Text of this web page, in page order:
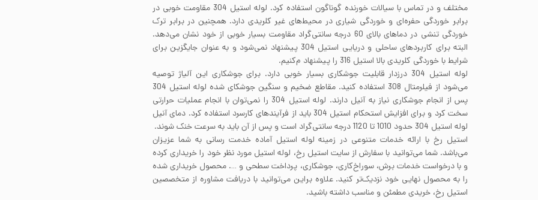
مختلف و در تماس با سیالات خورنده گوناگون استفاده کرد. لوله استیل 304 مقاومت خوبی در
برابر خوردگی حفره‌ای و خوردگی شیاری در محیط‌های غیر کلریدی دارد. همچنین در برابر ترک
خوردگی تنشی در دماهای بالای 60 درجه سانتی‌گراد مقاومت بسیار خوبی از خود نشان می‌دهد.
البته برای کاربردهای ساحلی و دریایی استیل 304 پیشنهاد نمی‌شود و به عنوان جایگزین برای
شرایط با خوردگی کلریدی بالا استیل 316 را پیشنهاد م‌کنیم.
لوله استیل 304 درزدار قابلیت جوشکاری بسیار خوبی دارد. برای جوشکاری این آلیاژ توصیه
می‌شود از فیلرمتال 308 استفاده کنید. مقاطع ضخیم و سنگین جوشکای شده لوله استیل 304
پس از انجام جوشکاری نیاز به آنیل دارند. لوله استیل 304 را نمی‌توان با انجام عملیات حرارتی
سخت کرد و برای افزایش استحکام استیل 304 باید از فرآیندهای کارسرد استفاده کرد. دمای آنیل
لوله استیل 304 حدود 1010 تا 1120 درجه سانتی‌گراد است و پس از آن باید به سرعت خنک شوند.
استیل رخ با ارائه خدمات متنوعی در زمینه لوله استیل آماده خدمت رسانی به شما عزیزان
می‌باشد. شما می‌توانید با سفارش از سایت استیل رخ، لوله استیل مورد نظر خود را خریداری کرده
و با درخواست خدمات برش، سوراخ‌کاری، جوشکاری، پرداخت سطحی و …. محصول خریداری شده
را به محصول نهایی خود نزدیک‌تر کنید. علاوه براین می‌توانید با دریافت مشاوره از متخصصین
استیل رخ، خریدی مطمئن و مناسب داشته باشید.